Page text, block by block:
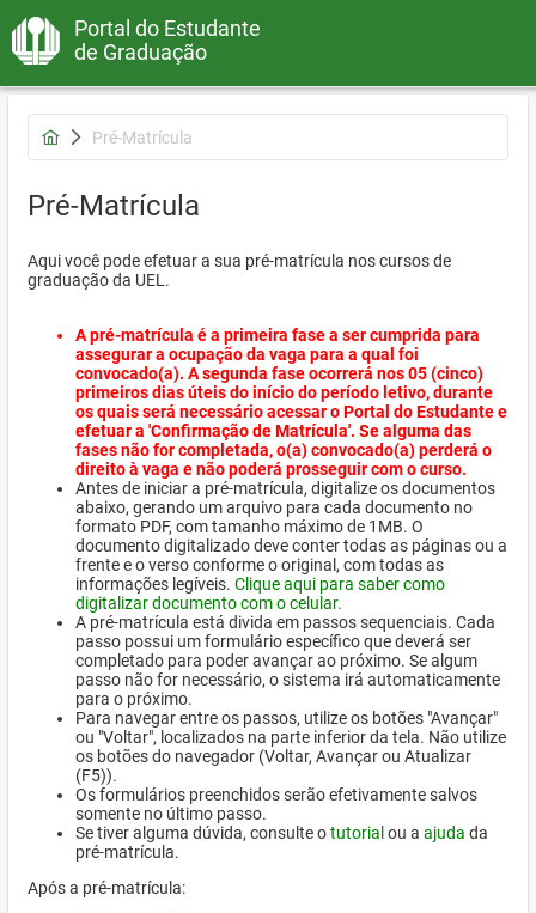
Portal do Estudante
de Graduação
Pré-Matrícula
Pré-Matrícula
Aqui você pode efetuar a sua pré-matrícula nos cursos de
graduação da UEL.
A pré-matrícula é a primeira fase a ser cumprida para
assegurar a ocupação da vaga para a qual foi
convocado(a). A segunda fase ocorrerá nos 05 (cinco)
primeiros dias úteis do início do período letivo, durante
os quais será necessário acessar o Portal do Estudante e
efetuar a 'Confirmação de Matrícula'. Se alguma das
fases não for completada, o(a) convocado(a) perderá o
direito à vaga e não poderá prosseguir com o curso.
Antes de iniciar a pré-matrícula, digitalize os documentos
abaixo, gerando um arquivo para cada documento no
formato PDF, com tamanho máximo de 1MB. O
documento digitalizado deve conter todas as páginas ou a
frente e o verso conforme o original, com todas as
informações legíveis. Clique aqui para saber como
digitalizar documento com o celular.
A pré-matrícula está divida em passos sequenciais. Cada
passo possui um formulário específico que deverá ser
completado para poder avançar ao próximo. Se algum
passo não for necessário, o sistema irá automaticamente
para o próximo.
Para navegar entre os passos, utilize os botões "Avançar"
ou "Voltar", localizados na parte inferior da tela. Não utilize
os botões do navegador (Voltar, Avançar ou Atualizar
(F5)).
Os formulários preenchidos serão efetivamente salvos
somente no último passo.
Se tiver alguma dúvida, consulte otutorial ou a ajuda da
pré-matrícula.
Após a pré-matrícula: